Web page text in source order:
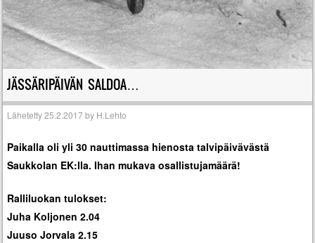
JÄSSÄRIPÄIVÄN SALDOA…
Lähetetty25.2.2017by H.Lehto
Paikalla oli yli 30 nauttimassa hienosta talvipäivävästä
Saukkolan EK:lla. Ihan mukava osallistujamäärä!
Ralliluokan tulokset:
Juha Koljonen 2.04
Juuso Jorvala 2.15